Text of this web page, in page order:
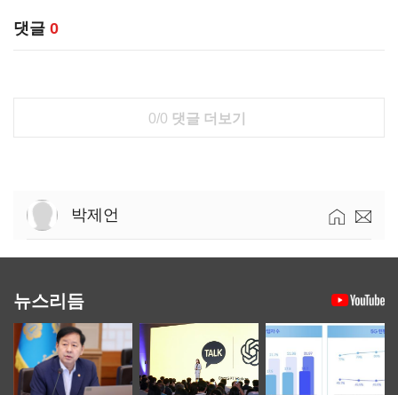
댓글 0
0/0 댓글 더보기
박제언
뉴스리듬